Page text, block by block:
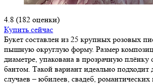
4.8 (182 оценки)
Купить сейчас
Букет составлен из 25 крупных розовых
пышную округлую форму. Размер
диаметре, упакована в прозрачную плёнку
бантом. Такой вариант идеально подходит
случаев – юбилеев, свадеб,